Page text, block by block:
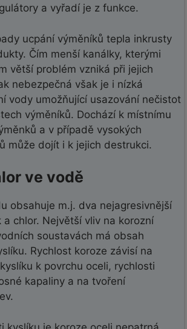
a vyřadí je z funkce.
ucpání výměníků tepla inkrusty
Čím menší kanálky, kterými
větší problém vzniká při jejich
nebezpečná však je i nízká
vody umožňující usazování nečistot
výměníků. Dochází k místnímu
a v případě vysokých
může dojít i k jejich destrukci.
ve vodě
obsahuje m.j. dva nejagresivnější
a chlor. Největší vliv na korozní
soustavách má obsah
Rychlost koroze závisí na
k povrchu oceli, rychlosti
kapaliny a na tvoření